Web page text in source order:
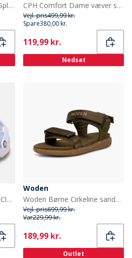
SKECHERS Drenge Razor Splash Sandaler Sort
CPH Comfort Dame væver sandaler Camel
Vejl. pris499,99 kr.
Spare380,00 kr.
Current
119,99 kr.
Nedsat
Crocs Piger Baya Glitter T Clogs Dreamscape
Woden
Woden Børne Cirkeline sandaler 295 Dark Olive
Vejl. pris699,99 kr.
Var229,99 kr.
Current
189,99 kr.
Outlet